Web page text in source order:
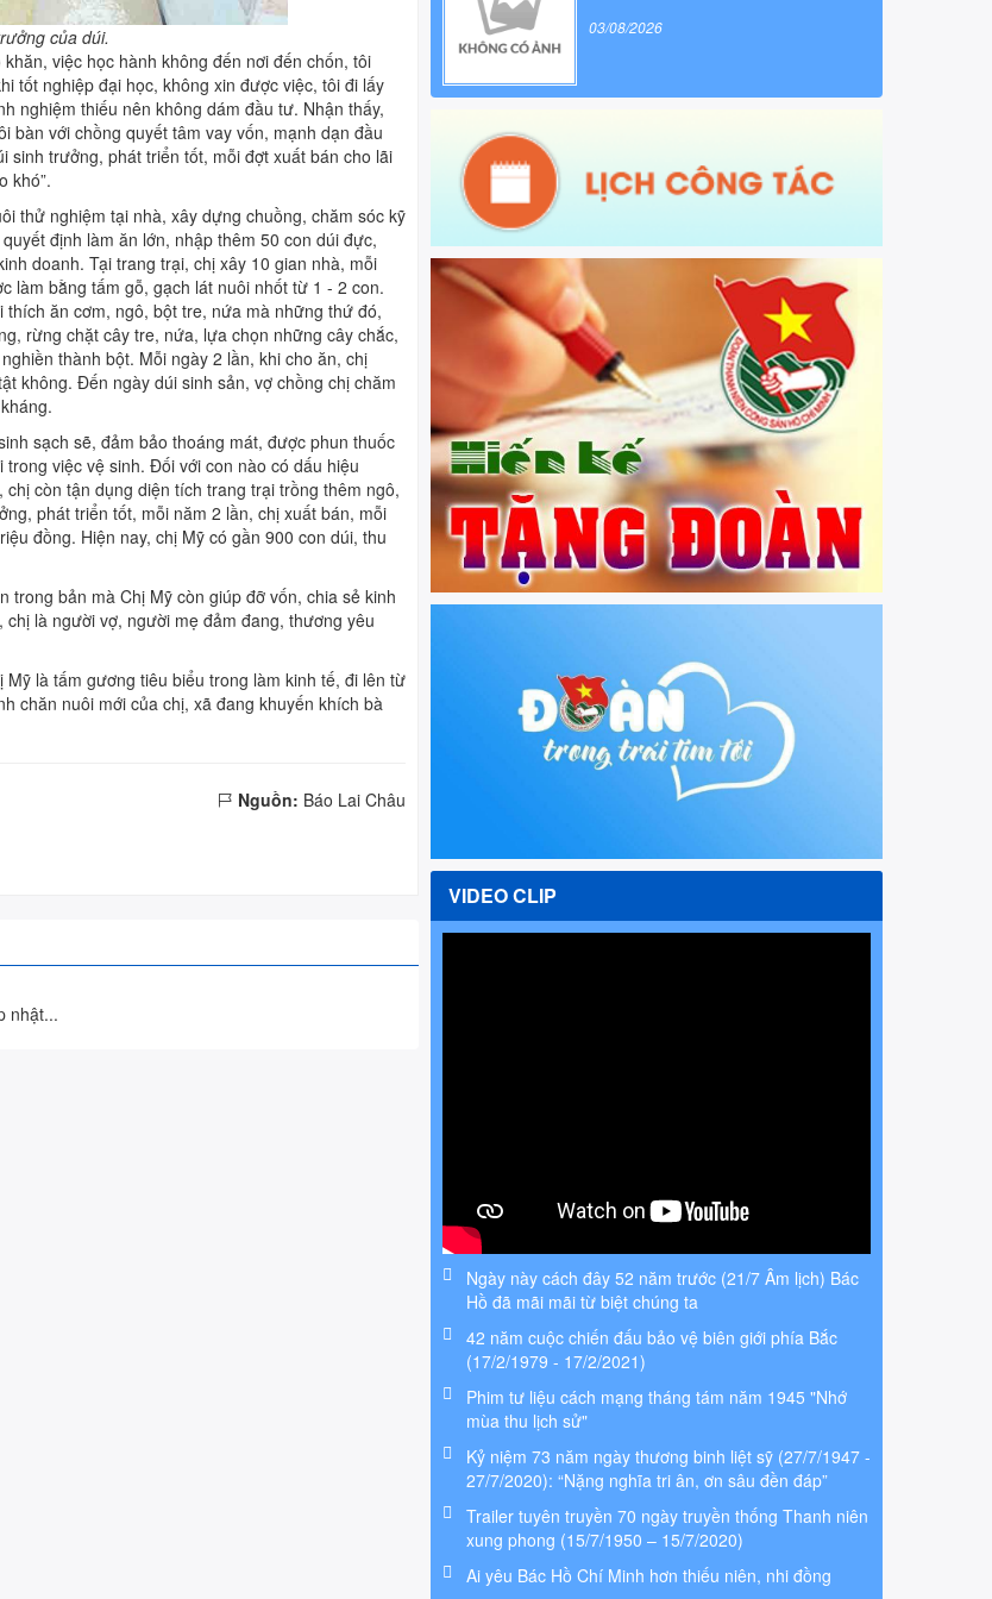
của dúi.
việc học hành không đến nơi đến chốn, tôi
tốt nghiệp đại học, không xin được việc, tôi đi lấy
nghiệm thiếu nên không dám đầu tư. Nhận thấy,
bàn với chồng quyết tâm vay vốn, mạnh dạn đầu
trưởng, phát triển tốt, mỗi đợt xuất bán cho lãi
khó”.
thử nghiệm tại nhà, xây dựng chuồng, chăm sóc kỹ
định làm ăn lớn, nhập thêm 50 con dúi đực,
doanh. Tại trang trại, chị xây 10 gian nhà, mỗi
làm bằng tấm gỗ, gạch lát nuôi nhốt từ 1 - 2 con.
ăn cơm, ngô, bột tre, nứa mà những thứ đó,
rừng chặt cây tre, nứa, lựa chọn những cây chắc,
thành bột. Mỗi ngày 2 lần, khi cho ăn, chị
không. Đến ngày dúi sinh sản, vợ chồng chị chăm
sạch sẽ, đảm bảo thoáng mát, được phun thuốc
việc vệ sinh. Đối với con nào có dấu hiệu
còn tận dụng diện tích trang trại trồng thêm ngô,
phát triển tốt, mỗi năm 2 lần, chị xuất bán, mỗi
đồng. Hiện nay, chị Mỹ có gần 900 con dúi, thu
bản mà Chị Mỹ còn giúp đỡ vốn, chia sẻ kinh
là người vợ, người mẹ đảm đang, thương yêu
là tấm gương tiêu biểu trong làm kinh tế, đi lên từ
chăn nuôi mới của chị, xã đang khuyến khích bà
Nguồn: Báo Lai Châu
nhật...
03/08/2026
VIDEO CLIP
Ngày này cách đây 52 năm trước (21/7 Âm lịch) Bác
Hồ đã mãi mãi từ biệt chúng ta
42 năm cuộc chiến đấu bảo vệ biên giới phía Bắc
(17/2/1979 - 17/2/2021)
Phim tư liệu cách mạng tháng tám năm 1945 "Nhớ
mùa thu lịch sử"
Kỷ niệm 73 năm ngày thương binh liệt sỹ (27/7/1947 -
27/7/2020): “Nặng nghĩa tri ân, ơn sâu đền đáp”
Trailer tuyên truyền 70 ngày truyền thống Thanh niên
xung phong (15/7/1950 – 15/7/2020)
Ai yêu Bác Hồ Chí Minh hơn thiếu niên, nhi đồng